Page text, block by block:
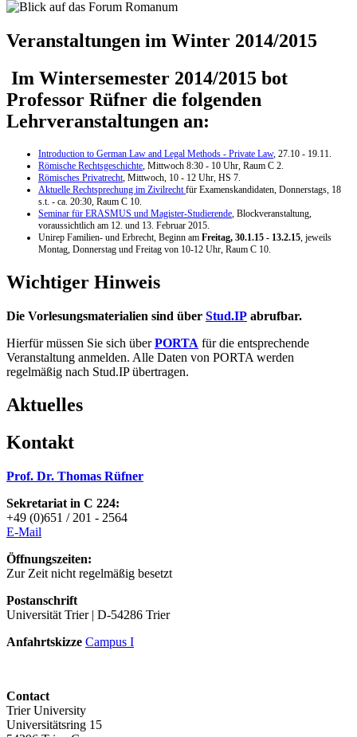
Veranstaltungen im Winter 2014/2015
Im Wintersemester 2014/2015 bot
Professor Rüfner die folgenden
Lehrveranstaltungen an:
Introduction to German Law and Legal Methods - Private Law, 27.10 - 19.11.
Römische Rechtsgeschichte , Mittwoch 8:30 - 10 Uhr, Raum C 2.
Römisches Privatrecht , Mittwoch, 10 - 12 Uhr, HS 7.
Aktuelle Rechtsprechung im Zivilrecht für Examenskandidaten, Donnerstags, 18
s.t. - ca. 20:30, Raum C 10.
Seminar für ERASMUS und Magister-Studierende , Blockveranstaltung,
voraussichtlich am 12. und 13. Februar 2015.
Unirep Familien- und Erbrecht, Beginn am Freitag, 30.1.15 - 13.2.15 , jeweils
Montag, Donnerstag und Freitag von 10-12 Uhr, Raum C 10.
Wichtiger Hinweis
Die Vorlesungsmaterialien sind über Stud.IP abrufbar.
Hierfür müssen Sie sich über PORTA für die entsprechende
Veranstaltung anmelden. Alle Daten von PORTA werden
regelmäßig nach Stud.IP übertragen.
Aktuelles
Kontakt
Prof. Dr. Thomas Rüfner
Sekretariat in C 224:
+49 (0)651 / 201 - 2564
E-Mail
Öffnungszeiten:
Zur Zeit nicht regelmäßig besetzt
Postanschrift
Universität Trier | D-54286 Trier
Anfahrtskizze Campus I
Contact
Trier University
Universitätsring 15